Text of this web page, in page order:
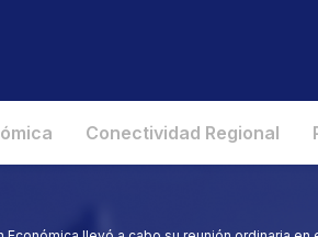
Conectividad Regional